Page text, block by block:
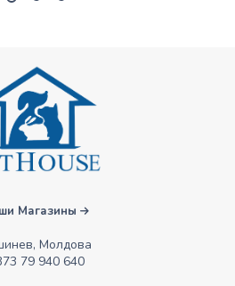
Магазины
Молдова
79 940 640